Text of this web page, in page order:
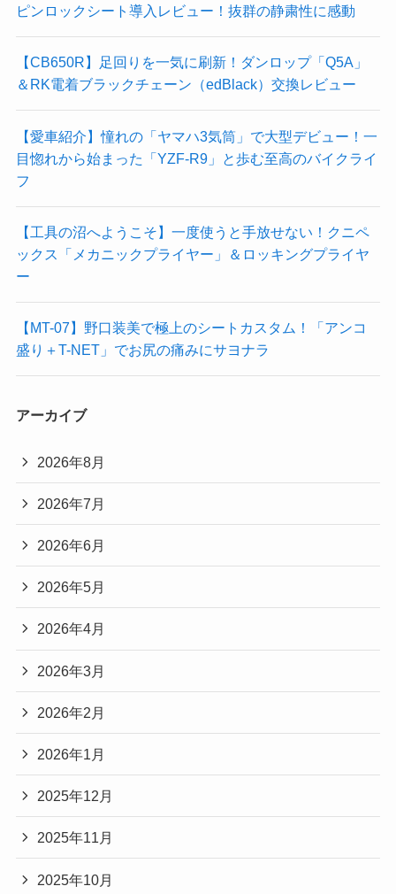
ピンロックシート導入レビュー！抜群の静粛性に感動
【CB650R】足回りを一気に刷新！ダンロップ「Q5A」
＆RK電着ブラックチェーン（edBlack）交換レビュー
【愛車紹介】憧れの「ヤマハ3気筒」で大型デビュー！一
目惚れから始まった「YZF-R9」と歩む至高のバイクライ
フ
【工具の沼へようこそ】一度使うと手放せない！クニペ
ックス「メカニックプライヤー」＆ロッキングプライヤ
ー
【MT-07】野口装美で極上のシートカスタム！「アンコ
盛り＋T-NET」でお尻の痛みにサヨナラ
アーカイブ
2026年8月
2026年7月
2026年6月
2026年5月
2026年4月
2026年3月
2026年2月
2026年1月
2025年12月
2025年11月
2025年10月